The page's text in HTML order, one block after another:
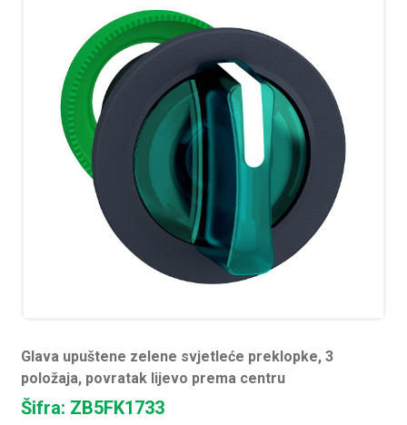
Glava upuštene zelene svjetleće preklopke, 3
položaja, povratak lijevo prema centru
Šifra: ZB5FK1733